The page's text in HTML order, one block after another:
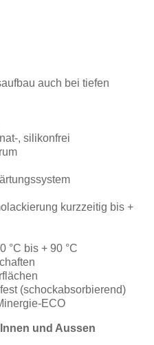
auch bei tiefen
, silikonfrei
kurzzeitig bis +
°C bis + 90 °C
(schockabsorbierend)
ECO
und Aussen